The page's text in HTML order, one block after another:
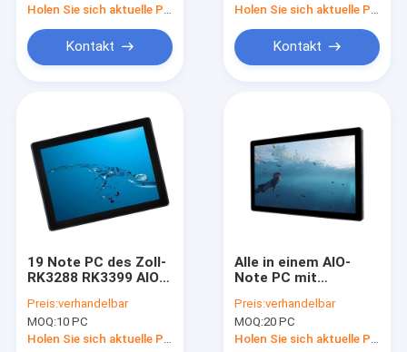
Kontakt Kontakt
19 Note PC des Zoll-
RK3288 RK3399 AIO
PCAP-Touch Screen
Preis:verhandelbar
MOQ:10 PC
Alle in einem AIO-
Note PC mit
Berührungseingabe
Bildschirm
698.4×392.85mm
Preis:verhandelbar
MOQ:20 PC